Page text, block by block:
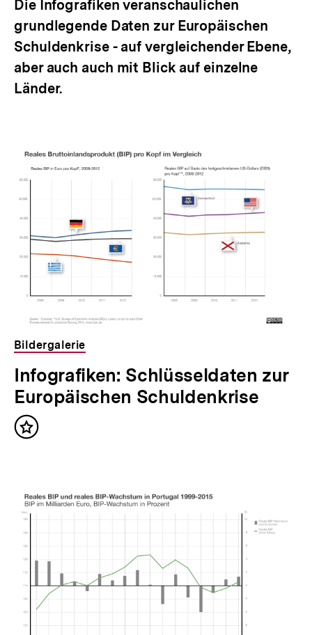
Die Infografiken veranschaulichen
grundlegende Daten zur Europäischen
Schuldenkrise - auf vergleichender Ebene,
aber auch auch mit Blick auf einzelne
Länder.
Bildergalerie
Infografiken: Schlüsseldaten zur
Europäischen Schuldenkrise
Inhalt